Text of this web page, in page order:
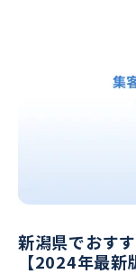
新潟県でおす
【2024年最新